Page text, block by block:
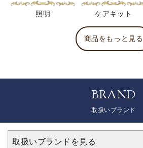
照明 ケアキット
商品をもっと見る
BRAND
取扱いブランド
取扱いブランドを見る